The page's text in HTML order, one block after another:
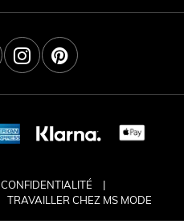
CONFIDENTIALITÉ
TRAVAILLER CHEZ MS MODE